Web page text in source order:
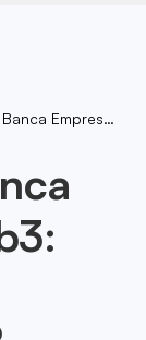
El Auge De La Banca Empresarial Web3: ¿Por Qué Todos Hablan De Esto?